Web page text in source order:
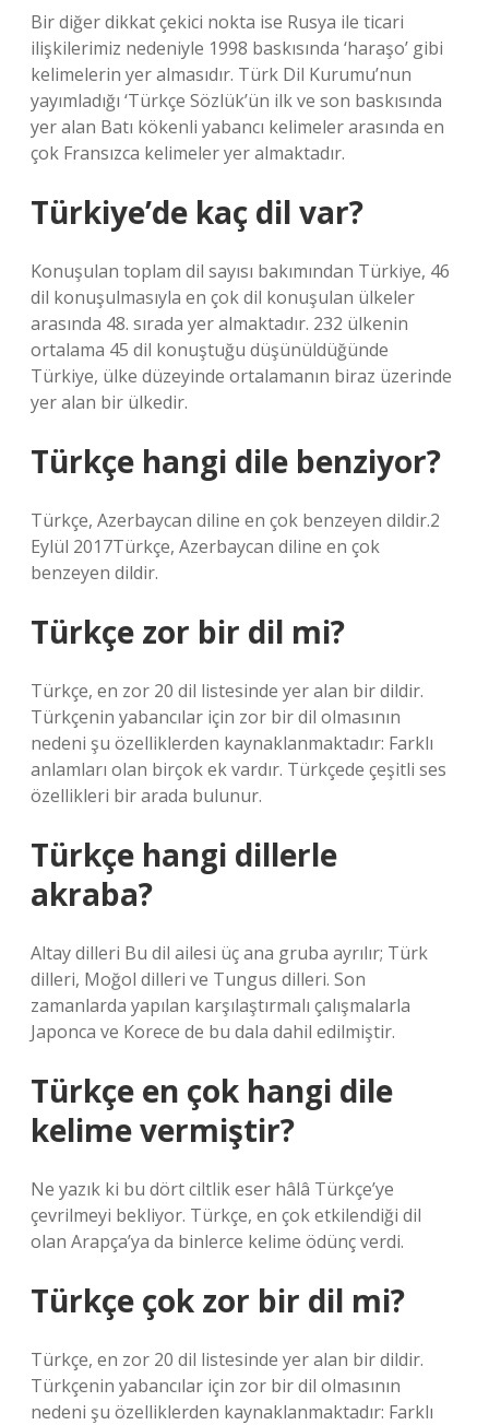
Bir diğer dikkat çekici nokta ise Rusya ile ticari
ilişkilerimiz nedeniyle 1998 baskısında ‘haraşo’ gibi
kelimelerin yer almasıdır. Türk Dil Kurumu’nun
yayımladığı ‘Türkçe Sözlük’ün ilk ve son baskısında
yer alan Batı kökenli yabancı kelimeler arasında en
çok Fransızca kelimeler yer almaktadır.
Türkiye’de kaç dil var?
Konuşulan toplam dil sayısı bakımından Türkiye, 46
dil konuşulmasıyla en çok dil konuşulan ülkeler
arasında 48. sırada yer almaktadır. 232 ülkenin
ortalama 45 dil konuştuğu düşünüldüğünde
Türkiye, ülke düzeyinde ortalamanın biraz üzerinde
yer alan bir ülkedir.
Türkçe hangi dile benziyor?
Türkçe, Azerbaycan diline en çok benzeyen dildir.2
Eylül 2017Türkçe, Azerbaycan diline en çok
benzeyen dildir.
Türkçe zor bir dil mi?
Türkçe, en zor 20 dil listesinde yer alan bir dildir.
Türkçenin yabancılar için zor bir dil olmasının
nedeni şu özelliklerden kaynaklanmaktadır: Farklı
anlamları olan birçok ek vardır. Türkçede çeşitli ses
özellikleri bir arada bulunur.
Türkçe hangi dillerle
akraba?
Altay dilleri Bu dil ailesi üç ana gruba ayrılır; Türk
dilleri, Moğol dilleri ve Tungus dilleri. Son
zamanlarda yapılan karşılaştırmalı çalışmalarla
Japonca ve Korece de bu dala dahil edilmiştir.
Türkçe en çok hangi dile
kelime vermiştir?
Ne yazık ki bu dört ciltlik eser hâlâ Türkçe’ye
çevrilmeyi bekliyor. Türkçe, en çok etkilendiği dil
olan Arapça’ya da binlerce kelime ödünç verdi.
Türkçe çok zor bir dil mi?
Türkçe, en zor 20 dil listesinde yer alan bir dildir.
Türkçenin yabancılar için zor bir dil olmasının
nedeni şu özelliklerden kaynaklanmaktadır: Farklı